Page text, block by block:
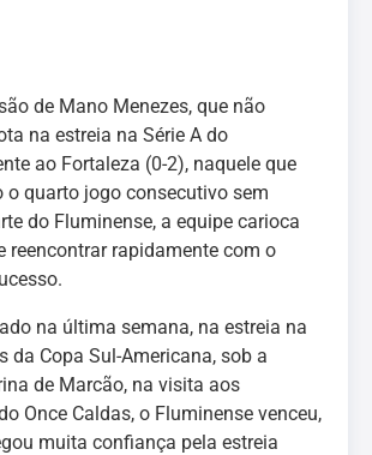
de Mano Menezes, que não
na estreia na Série A do
ao Fortaleza (0-2), naquele que
o quarto jogo consecutivo sem
do Fluminense, a equipe carioca
reencontrar rapidamente com o
na última semana, na estreia na
da Copa Sul-Americana, sob a
de Marcão, na visita aos
Once Caldas, o Fluminense venceu,
muita confiança pela estreia